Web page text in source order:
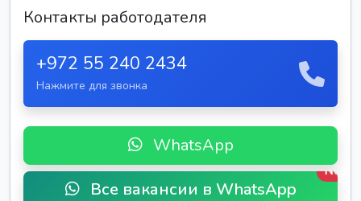
Контакты работодателя
+972 55 240 2434
Нажмите для звонка
WhatsApp
Все вакансии в WhatsApp
New